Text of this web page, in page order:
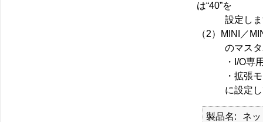
は“40”を
設定しま
（2）MINI／
のマスタ
・I/O専用モ
・拡張モー
に設定し
製品名 ネ